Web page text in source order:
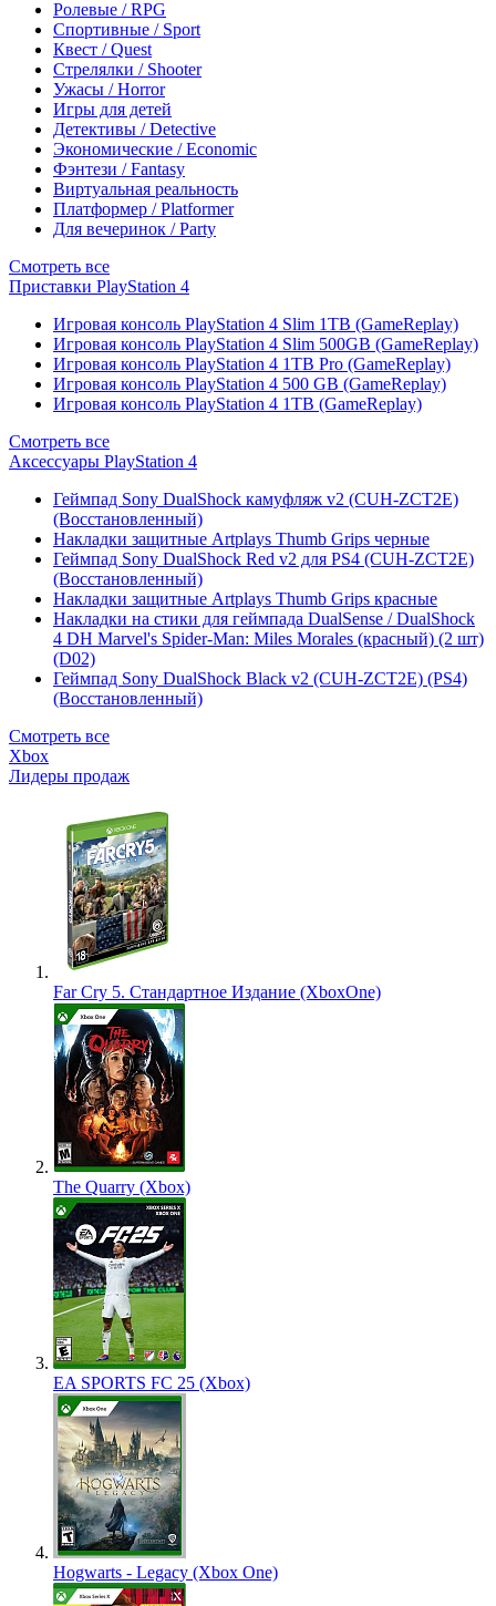
Ролевые / RPG
Спортивные / Sport
Квест / Quest
Стрелялки / Shooter
Ужасы / Horror
Игры для детей
Детективы / Detective
Экономические / Economic
Фэнтези / Fantasy
Виртуальная реальность
Платформер / Platformer
Для вечеринок / Party
Смотреть все
Приставки PlayStation 4
Игровая консоль PlayStation 4 Slim 1TB (GameReplay)
Игровая консоль PlayStation 4 Slim 500GB (GameReplay)
Игровая консоль PlayStation 4 1TB Pro (GameReplay)
Игровая консоль PlayStation 4 500 GB (GameReplay)
Игровая консоль PlayStation 4 1TB (GameReplay)
Смотреть все
Аксессуары PlayStation 4
Геймпад Sony DualShock камуфляж v2 (CUH-ZCT2E)
(Восстановленный)
Накладки защитные Artplays Thumb Grips черные
Геймпад Sony DualShock Red v2 для PS4 (CUH-ZCT2E)
(Восстановленный)
Накладки защитные Artplays Thumb Grips красные
Накладки на стики для геймпада DualSense / DualShock
4 DH Marvel's Spider-Man: Miles Morales (красный) (2 шт)
(D02)
Геймпад Sony DualShock Black v2 (CUH-ZCT2E) (PS4)
(Восстановленный)
Смотреть все
Xbox
Лидеры продаж
Far Cry 5. Стандартное Издание (XboxOne)
The Quarry (Xbox)
EA SPORTS FC 25 (Xbox)
Hogwarts - Legacy (Xbox One)